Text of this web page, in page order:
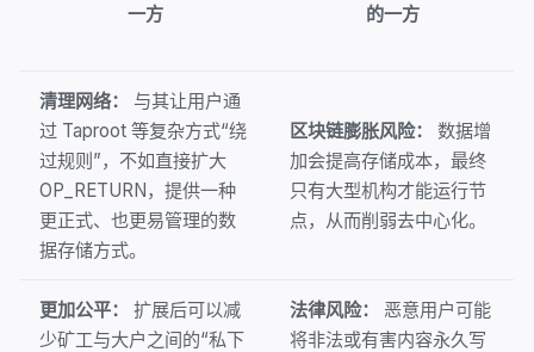
一方
的一方
清理网络：
与其让用户通
过 Taproot 等复杂方式“绕
过规则”，不如直接扩大
OP_RETURN，提供一种
更正式、也更易管理的数
据存储方式。
区块链膨胀风险：
数据增
加会提高存储成本，最终
只有大型机构才能运行节
点，从而削弱去中心化。
更加公平：
扩展后可以减
少矿工与大户之间的“私下
法律风险：
恶意用户可能
将非法或有害内容永久写